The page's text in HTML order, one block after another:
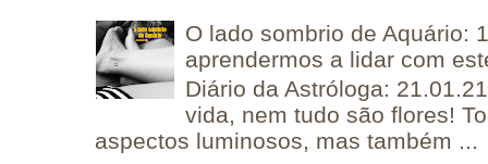
O lado sombrio de Aquário:
aprendermos a lidar com
Diário da Astróloga:
vida, nem tudo são flores!
aspectos luminosos, mas também ...